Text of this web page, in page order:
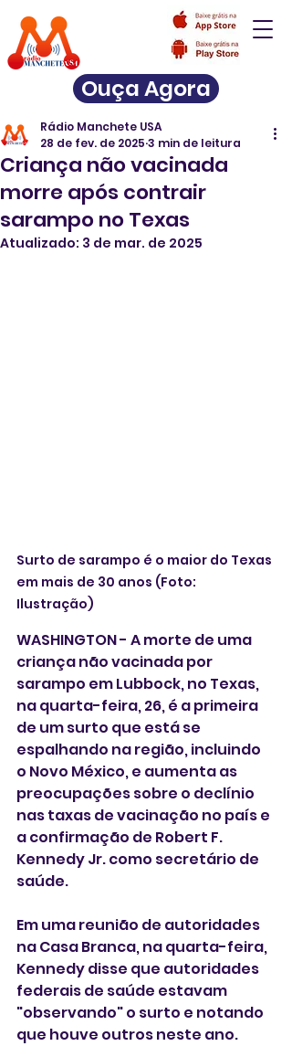
Ouça Agora
Criança não vacinada
morre após contrair
sarampo no Texas
Rádio Manchete USA
28 de fev. de 2025 3 min de leitura
Atualizado: 3 de mar. de 2025
Surto de sarampo é o maior do Texas
em mais de 30 anos (Foto:
Ilustração)
WASHINGTON - A morte de uma
criança não vacinada por
sarampo em Lubbock, no Texas,
na quarta-feira, 26, é a primeira
de um surto que está se
espalhando na região, incluindo
o Novo México, e aumenta as
preocupações sobre o declínio
nas taxas de vacinação no país e
a confirmação de Robert F.
Kennedy Jr. como secretário de
saúde.
Em uma reunião de autoridades
na Casa Branca, na quarta-feira,
Kennedy disse que autoridades
federais de saúde estavam
"observando" o surto e notando
que houve outros neste ano.